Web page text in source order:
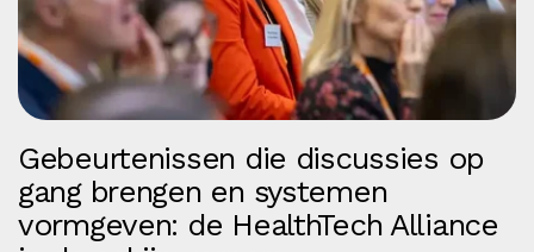
Gebeurtenissen die discussies op
gang brengen en systemen
vormgeven: de HealthTech Alliance